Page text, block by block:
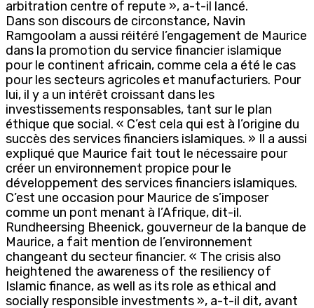
arbitration centre of repute », a-t-il lancé.
Dans son discours de circonstance, Navin
Ramgoolam a aussi réitéré l’engagement de Maurice
dans la promotion du service financier islamique
pour le continent africain, comme cela a été le cas
pour les secteurs agricoles et manufacturiers. Pour
lui, il y a un intérêt croissant dans les
investissements responsables, tant sur le plan
éthique que social. « C’est cela qui est à l’origine du
succès des services financiers islamiques. » Il a aussi
expliqué que Maurice fait tout le nécessaire pour
créer un environnement propice pour le
développement des services financiers islamiques.
C’est une occasion pour Maurice de s’imposer
comme un pont menant à l’Afrique, dit-il.
Rundheersing Bheenick, gouverneur de la banque de
Maurice, a fait mention de l’environnement
changeant du secteur financier. « The crisis also
heightened the awareness of the resiliency of
Islamic finance, as well as its role as ethical and
socially responsible investments », a-t-il dit, avant